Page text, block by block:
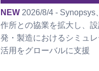
NEW 2026/8/4 - Synopsys
作所との協業を拡大し、設
発・製造におけるシミュ
活用をグローバルに支援